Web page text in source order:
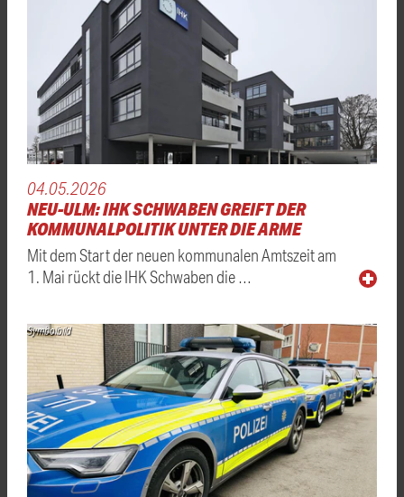
04.05.2026
NEU-ULM: IHK SCHWABEN GREIFT DER
KOMMUNALPOLITIK UNTER DIE ARME
Mit dem Start der neuen kommunalen Amtszeit am
1. Mai rückt die IHK Schwaben die …
Symbolbild